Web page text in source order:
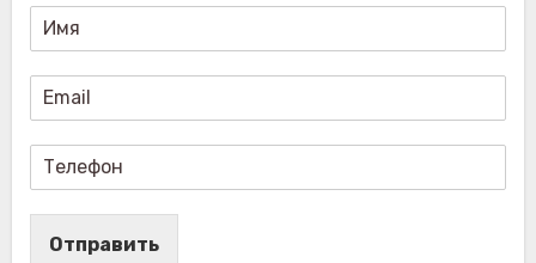
Отправить